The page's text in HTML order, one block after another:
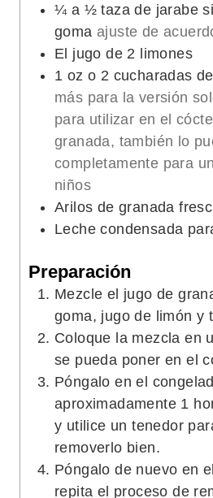
¼ a ½ taza de jarabe
goma ajuste de
El jugo de 2 limones
1 oz o 2 cucharadas
más para la versión
para utilizar en el
granada, también lo
completamente para
niños
Arilos de granada
Leche condensada
Preparación
Mezcle el jugo de
goma, jugo de limón y
Coloque la mezcla en
se pueda poner en el
Póngalo en el
aproximadamente 1
y utilice un tenedor
removerlo bien.
Póngalo de nuevo en
repita el proceso de